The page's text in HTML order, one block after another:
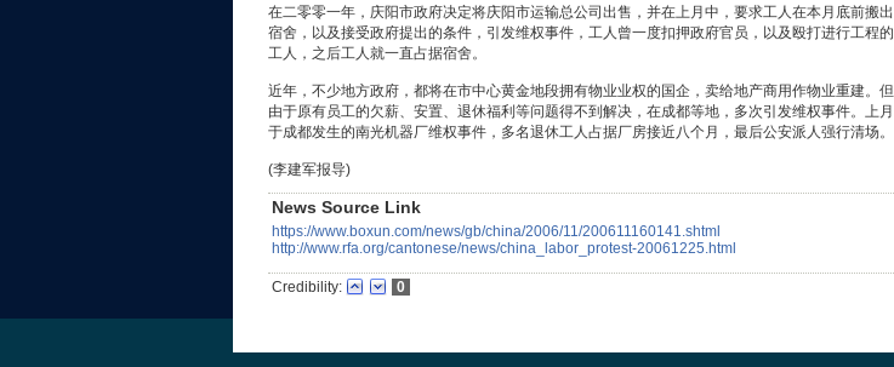
在二零零一年，庆阳市政府决定将庆阳市运输总公司出售，并在上月中，要求工人在本月底前搬出
宿舍，以及接受政府提出的条件，引发维权事件，工人曾一度扣押政府官员，以及殴打进行工程的
工人，之后工人就一直占据宿舍。
近年，不少地方政府，都将在市中心黄金地段拥有物业业权的国企，卖给地产商用作物业重建。但
由于原有员工的欠薪、安置、退休福利等问题得不到解决，在成都等地，多次引发维权事件。上月
于成都发生的南光机器厂维权事件，多名退休工人占据厂房接近八个月，最后公安派人强行清场。
(李建军报导)
News Source Link
https://www.boxun.com/news/gb/china/2006/11/200611160141.shtml
http://www.rfa.org/cantonese/news/china_labor_protest-20061225.html
Credibility: 0